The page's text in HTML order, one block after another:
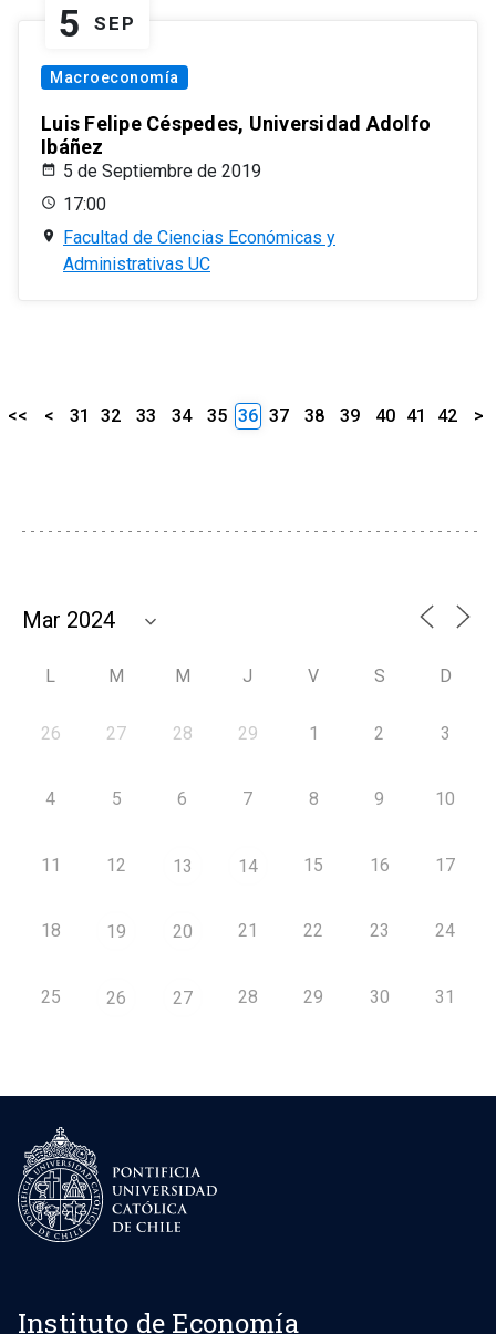
5 SEP
Macroeconomía
Luis Felipe Céspedes, Universidad Adolfo
Ibáñez
5 de Septiembre de 2019
17:00
Facultad de Ciencias Económicas y
Administrativas UC
<< < 31 32 33 34 35 36 37 38 39 40 41 42 >
L M M J V S D
26 27 28 29 1 2 3
4 5 6 7 8 9 10
11 12 13 14 15 16 17
18 19 20 21 22 23 24
25 26 27 28 29 30 31
Instituto de Economía